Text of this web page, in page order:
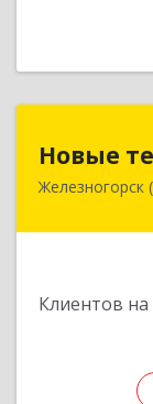
Новые
Железногорск
Клиентов